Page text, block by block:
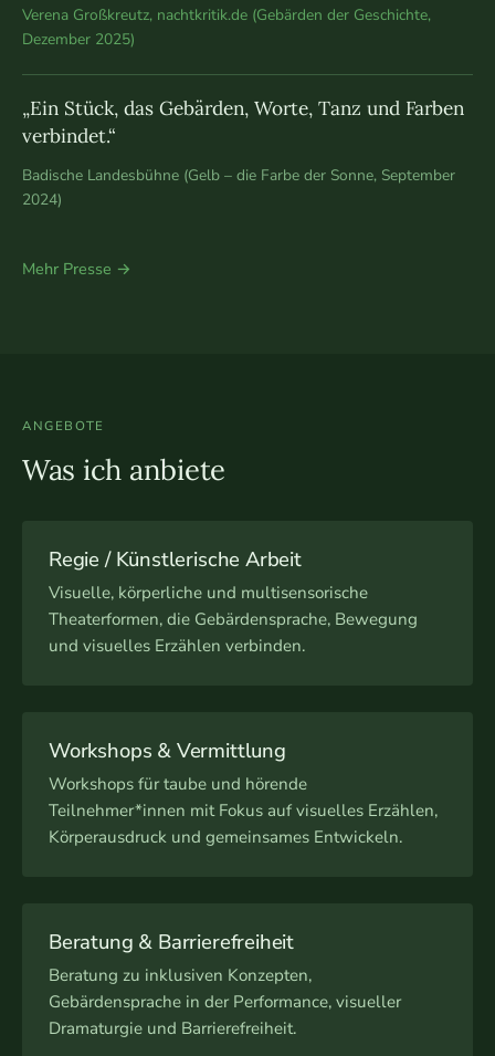
Verena Großkreutz, nachtkritik.de (Gebärden der Geschichte,
Dezember 2025)
„Ein Stück, das Gebärden, Worte, Tanz und Farben
verbindet.“
Badische Landesbühne (Gelb – die Farbe der Sonne, September
2024)
Mehr Presse →
ANGEBOTE
Was ich anbiete
Regie / Künstlerische Arbeit
Visuelle, körperliche und multisensorische
Theaterformen, die Gebärdensprache, Bewegung
und visuelles Erzählen verbinden.
Workshops & Vermittlung
Workshops für taube und hörende
Teilnehmer*innen mit Fokus auf visuelles Erzählen,
Körperausdruck und gemeinsames Entwickeln.
Beratung & Barrierefreiheit
Beratung zu inklusiven Konzepten,
Gebärdensprache in der Performance, visueller
Dramaturgie und Barrierefreiheit.